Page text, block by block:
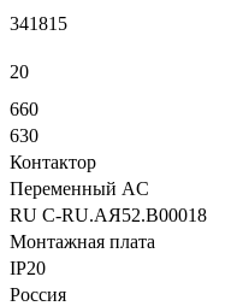
341815
20
660
630
Контактор
Переменный AC
RU C-RU.АЯ52.B00018
Монтажная плата
IP20
Россия